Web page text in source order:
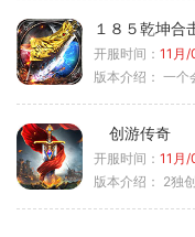
１８５乾坤合
开服时间： 11月/
版本介绍： 一个
创游传奇
开服时间： 11月/
版本介绍： 2独